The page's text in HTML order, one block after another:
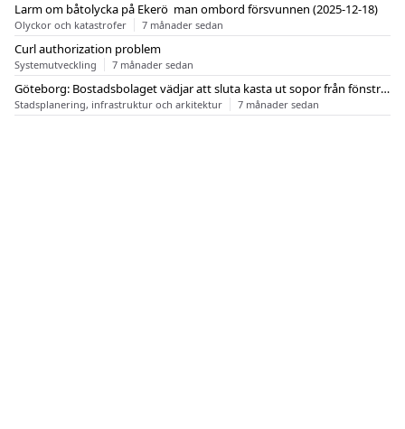
Larm om båtolycka på Ekerö  man ombord försvunnen (2025-12-18)
Olyckor och katastrofer 7 månader sedan
Curl authorization problem
Systemutveckling 7 månader sedan
Göteborg: Bostadsbolaget vädjar att sluta kasta ut sopor från fönstren
Stadsplanering, infrastruktur och arkitektur 7 månader sedan